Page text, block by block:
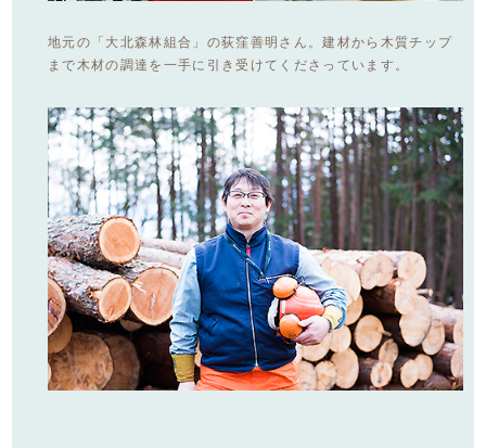
地元の「大北森林組合」の荻窪善明さん。建材から木質チップ
まで木材の調達を一手に引き受けてくださっています。